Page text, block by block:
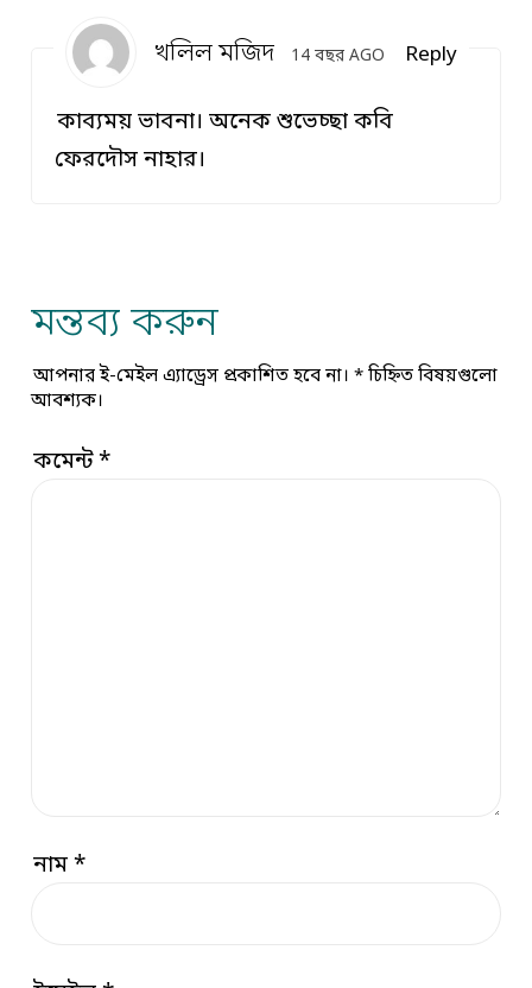
খলিল মজিদ 14 বছর AGO Reply
কাব্যময় ভাবনা। অনেক শুভেচ্ছা কবি
ফেরদৌস নাহার।
মন্তব্য করুন
আপনার ই-মেইল এ্যাড্রেস প্রকাশিত হবে না। *চিহ্নিত বিষয়গুলো
আবশ্যক।
কমেন্ট*
নাম*